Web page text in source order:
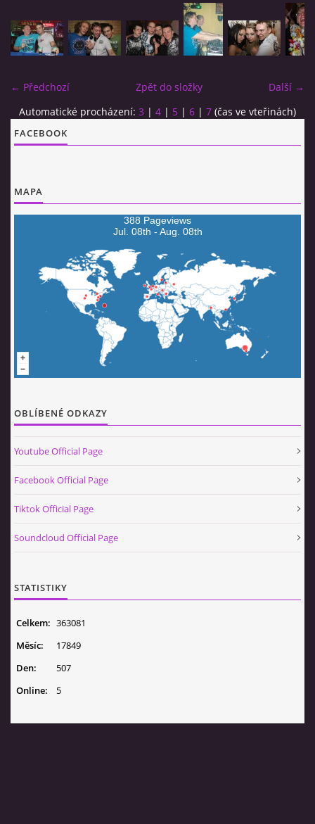
FLYERS
booking@jimmyvanbooken.com
← Předchozí Další →
Zpět do složky
Automatické procházení: 3 | 4 | 5 | 6 | 7 (čas ve vteřinách)
FACEBOOK
MAPA
388 Pageviews
Jul. 08th - Aug. 08th
OBLÍBENÉ ODKAZY
Youtube Official Page
Facebook Official Page
Tiktok Official Page
Soundcloud Official Page
STATISTIKY
Online: 5
Celkem: 363081
Měsíc:
17849
Den:
507